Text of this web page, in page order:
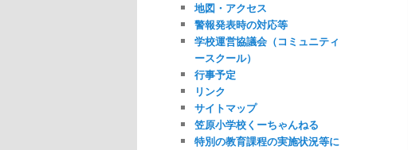
地図・アクセス
警報発表時の対応等
学校運営協議会（コミュニティ
ースクール）
行事予定
リンク
サイトマップ
笠原小学校くーちゃんねる
特別の教育課程の実施状況等に